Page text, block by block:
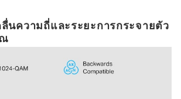
นความถี่และระยะการกระจายตัว